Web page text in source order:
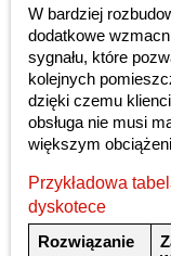
W bardziej
dodatkowe
sygnału, które
kolejnych
dzięki czemu
obsługa nie musi
większym
Przykładowa
dyskotece
Rozwiązanie